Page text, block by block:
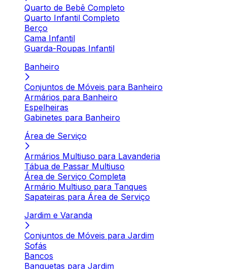
Quarto de Bebê Completo
Quarto Infantil Completo
Berço
Cama Infantil
Guarda-Roupas Infantil
Banheiro
Conjuntos de Móveis para Banheiro
Armários para Banheiro
Espelheiras
Gabinetes para Banheiro
Área de Serviço
Armários Multiuso para Lavanderia
Tábua de Passar Multiuso
Área de Serviço Completa
Armário Multiuso para Tanques
Sapateiras para Área de Serviço
Jardim e Varanda
Conjuntos de Móveis para Jardim
Sofás
Bancos
Banquetas para Jardim